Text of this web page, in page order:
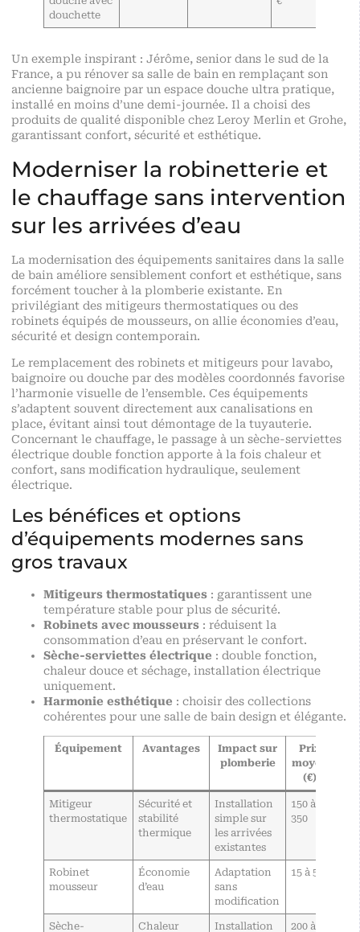
douchette
Un exemple inspirant : Jérôme, senior dans le sud de la
France, a pu rénover sa salle de bain en remplaçant son
ancienne baignoire par un espace douche ultra pratique,
installé en moins d’une demi-journée. Il a choisi des
produits de qualité disponible chez Leroy Merlin et Grohe,
garantissant confort, sécurité et esthétique.
Moderniser la robinetterie et
le chauffage sans intervention
sur les arrivées d’eau
La modernisation des équipements sanitaires dans la salle
de bain améliore sensiblement confort et esthétique, sans
forcément toucher à la plomberie existante. En
privilégiant des mitigeurs thermostatiques ou des
robinets équipés de mousseurs, on allie économies d’eau,
sécurité et design contemporain.
Le remplacement des robinets et mitigeurs pour lavabo,
baignoire ou douche par des modèles coordonnés favorise
l’harmonie visuelle de l’ensemble. Ces équipements
s’adaptent souvent directement aux canalisations en
place, évitant ainsi tout démontage de la tuyauterie.
Concernant le chauffage, le passage à un sèche-serviettes
électrique double fonction apporte à la fois chaleur et
confort, sans modification hydraulique, seulement
électrique.
Les bénéfices et options
d’équipements modernes sans
gros travaux
Mitigeurs thermostatiques : garantissent une
température stable pour plus de sécurité.
Robinets avec mousseurs : réduisent la
consommation d’eau en préservant le confort.
Sèche-serviettes électrique : double fonction,
chaleur douce et séchage, installation électrique
uniquement.
Harmonie esthétique : choisir des collections
cohérentes pour une salle de bain design et élégante.
Équipement Avantages
Impact sur
plomberie
Prix
moyen
(€)
Mitigeur
thermostatique
Sécurité et
stabilité
thermique
Installation
simple sur
les arrivées
existantes
150 à
350
Robinet
mousseur
Économie
d’eau
Adaptation
sans
modification
15 à 50
Sèche-
Chaleur
Installation
200 à